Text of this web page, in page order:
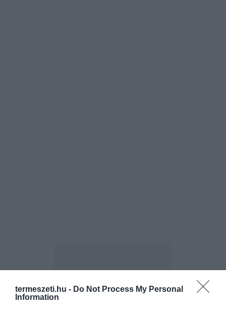
termeszeti.hu - Do Not Process My Personal
Information